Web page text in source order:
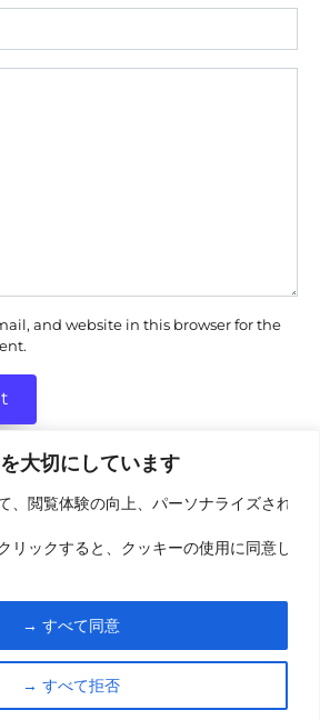
大切にしています
、閲覧体験の向上、パーソナライズされた
リックすると、クッキーの使用に同意した
→ すべて拒否
→ すべて同意
and website in this browser for the
きやく